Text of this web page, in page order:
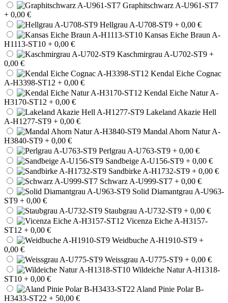
Graphitschwarz A-U961-ST7
+ 0,00 €
Hellgrau A-U708-ST9 + 0,00 €
Kansas Eiche Braun A-
H1113-ST10 + 0,00 €
Kaschmirgrau A-U702-ST9 +
0,00 €
Kendal Eiche Cognac
A-H3398-ST12 + 0,00 €
Kendal Eiche Natur A-
H3170-ST12 + 0,00 €
Lakeland Akazie Hell
A-H1277-ST9 + 0,00 €
Mandal Ahorn Natur A-
H3840-ST9 + 0,00 €
Perlgrau A-U763-ST9 + 0,00 €
Sandbeige A-U156-ST9 + 0,00 €
Sandbirke A-H1732-ST9 + 0,00 €
Schwarz A-U999-ST7 + 0,00 €
Solid Diamantgrau A-U963-
ST9 + 0,00 €
Staubgrau A-U732-ST9 + 0,00 €
Vicenza Eiche A-H3157-
ST12 + 0,00 €
Weidbuche A-H1910-ST9 +
0,00 €
Weissgrau A-U775-ST9 + 0,00 €
Wildeiche Natur A-H1318-
ST10 + 0,00 €
Aland Pinie Polar B-
H3433-ST22 + 50,00 €